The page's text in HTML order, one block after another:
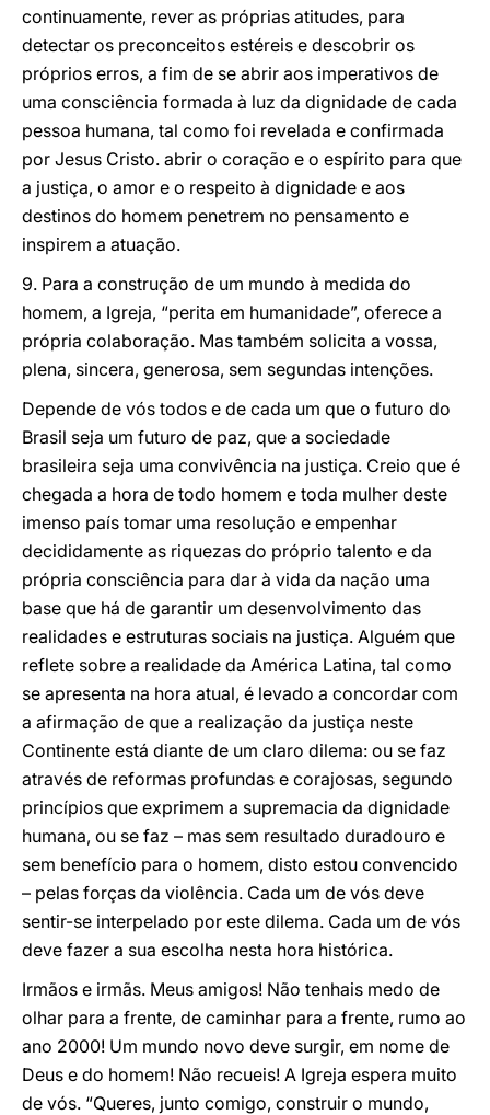
continuamente, rever as próprias atitudes, para
detectar os preconceitos estéreis e descobrir os
próprios erros, a fim de se abrir aos imperativos de
uma consciência formada à luz da dignidade de cada
pessoa humana, tal como foi revelada e confirmada
por Jesus Cristo. abrir o coração e o espírito para que
a justiça, o amor e o respeito à dignidade e aos
destinos do homem penetrem no pensamento e
inspirem a atuação.
9. Para a construção de um mundo à medida do
homem, a Igreja, “perita em humanidade”, oferece a
própria colaboração. Mas também solicita a vossa,
plena, sincera, generosa, sem segundas intenções.
Depende de vós todos e de cada um que o futuro do
Brasil seja um futuro de paz, que a sociedade
brasileira seja uma convivência na justiça. Creio que é
chegada a hora de todo homem e toda mulher deste
imenso país tomar uma resolução e empenhar
decididamente as riquezas do próprio talento e da
própria consciência para dar à vida da nação uma
base que há de garantir um desenvolvimento das
realidades e estruturas sociais na justiça. Alguém que
reflete sobre a realidade da América Latina, tal como
se apresenta na hora atual, é levado a concordar com
a afirmação de que a realização da justiça neste
Continente está diante de um claro dilema: ou se faz
através de reformas profundas e corajosas, segundo
princípios que exprimem a supremacia da dignidade
humana, ou se faz – mas sem resultado duradouro e
sem benefício para o homem, disto estou convencido
– pelas forças da violência. Cada um de vós deve
sentir-se interpelado por este dilema. Cada um de vós
deve fazer a sua escolha nesta hora histórica.
Irmãos e irmãs. Meus amigos! Não tenhais medo de
olhar para a frente, de caminhar para a frente, rumo ao
ano 2000! Um mundo novo deve surgir, em nome de
Deus e do homem! Não recueis! A Igreja espera muito
de vós. “Queres, junto comigo, construir o mundo,